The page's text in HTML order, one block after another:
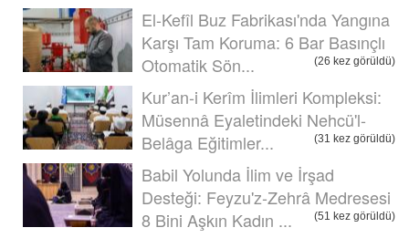
El-Kefîl Buz Fabrikası'nda Yangına
Karşı Tam Koruma: 6 Bar Basınçlı
Otomatik Sön...
(26 kez görüldü)
Kur’an-i Kerîm İlimleri Kompleksi:
Müsennâ Eyaletindeki Nehcü'l-
Belâga Eğitimler...
(31 kez görüldü)
Babil Yolunda İlim ve İrşad
Desteği: Feyzu'z-Zehrâ Medresesi
8 Bini Aşkın Kadın ...
(51 kez görüldü)